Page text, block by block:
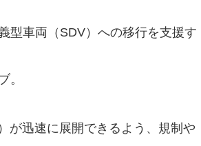
型車両（SDV）への移行を支援す
。
が迅速に展開できるよう、規制や